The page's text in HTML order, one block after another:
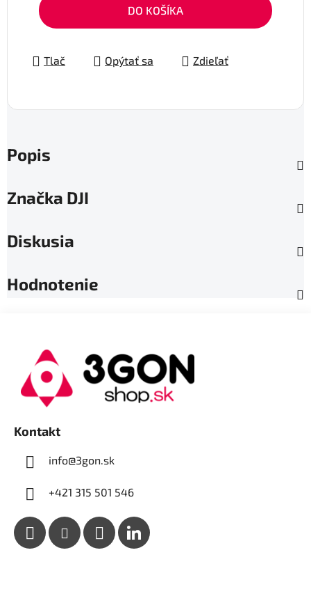
DO KOŠÍKA
Tlač Opýtať sa Zdieľať
Popis
Značka DJI
Diskusia
Hodnotenie
Kontakt
info@3gon.sk
+421 315 501 546